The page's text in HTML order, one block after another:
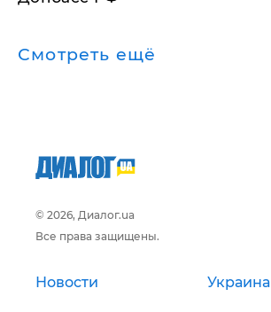
Смотреть ещё
© 2026, Диалог.ua
Все права защищены.
Новости Украина